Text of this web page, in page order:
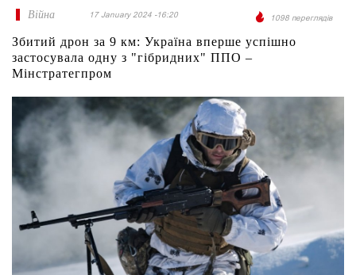
Війна 17 January 2024 -16:20 1098 переглядів
Збитий дрон за 9 км: Україна вперше успішно
застосувала одну з "гібридних" ППО –
Мінстратегпром